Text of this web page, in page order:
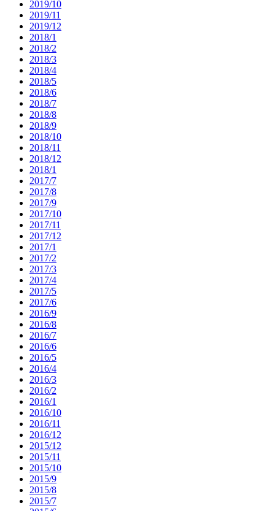
2019/10
2019/11
2019/12
2018/1
2018/2
2018/3
2018/4
2018/5
2018/6
2018/7
2018/8
2018/9
2018/10
2018/11
2018/12
2018/1
2017/7
2017/8
2017/9
2017/10
2017/11
2017/12
2017/1
2017/2
2017/3
2017/4
2017/5
2017/6
2016/9
2016/8
2016/7
2016/6
2016/5
2016/4
2016/3
2016/2
2016/1
2016/10
2016/11
2016/12
2015/12
2015/11
2015/10
2015/9
2015/8
2015/7